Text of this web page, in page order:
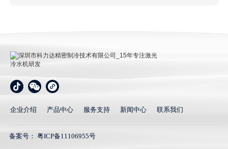
深圳市科力达精密制冷技术有限公司_15年专注激光冷
水机研发
企业介绍 产品中心 服务支持 新闻中心 联系我们
备案号： 粤ICP备11106955号